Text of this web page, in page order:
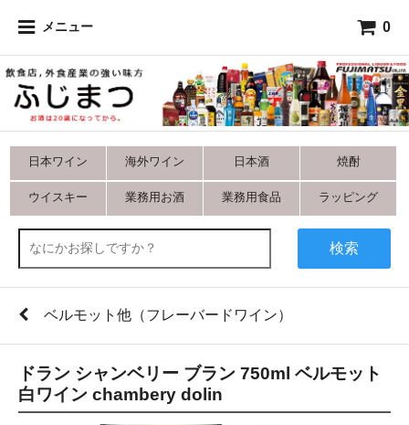
メニュー 0
日本ワイン 海外ワイン 日本酒 焼酎
ウイスキー 業務用お酒 業務用食品 ラッピング
検索
ベルモット他（フレーバードワイン）
ドラン シャンベリー ブラン 750ml ベルモット
白ワイン chambery dolin